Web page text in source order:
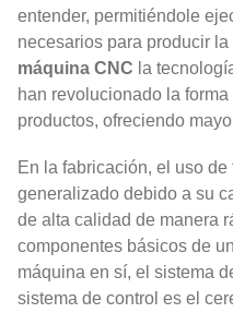
entender, permitiéndole
necesarios para producir
máquina CNC la
han revolucionado la
productos, ofreciendo
En la fabricación, el uso
generalizado debido a su
de alta calidad de manera
componentes básicos de
máquina en sí, el sistema
sistema de control es el